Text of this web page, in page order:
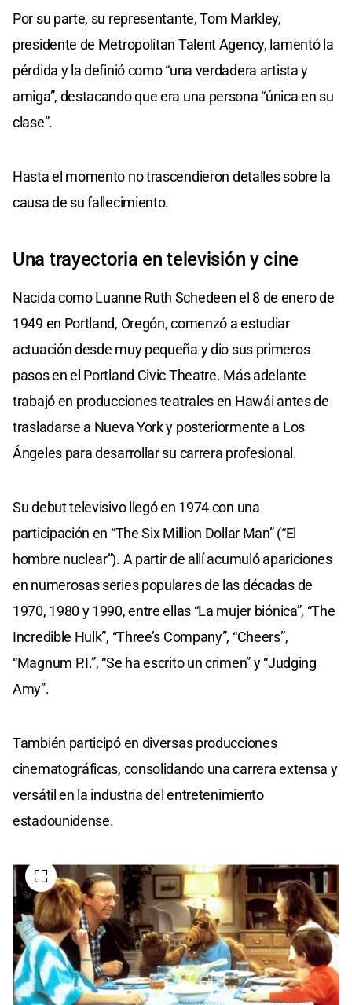
Por su parte, su representante, Tom Markley,
presidente de Metropolitan Talent Agency, lamentó la
pérdida y la definió como “una verdadera artista y
amiga”, destacando que era una persona “única en su
clase”.
Hasta el momento no trascendieron detalles sobre la
causa de su fallecimiento.
Una trayectoria en televisión y cine
Nacida como Luanne Ruth Schedeen el 8 de enero de
1949 en Portland, Oregón, comenzó a estudiar
actuación desde muy pequeña y dio sus primeros
pasos en el Portland Civic Theatre. Más adelante
trabajó en producciones teatrales en Hawái antes de
trasladarse a Nueva York y posteriormente a Los
Ángeles para desarrollar su carrera profesional.
Su debut televisivo llegó en 1974 con una
participación en “The Six Million Dollar Man” (“El
hombre nuclear”). A partir de allí acumuló apariciones
en numerosas series populares de las décadas de
1970, 1980 y 1990, entre ellas “La mujer biónica”, “The
Incredible Hulk”, “Three’s Company”, “Cheers”,
“Magnum P.I.”, “Se ha escrito un crimen” y “Judging
Amy”.
También participó en diversas producciones
cinematográficas, consolidando una carrera extensa y
versátil en la industria del entretenimiento
estadounidense.